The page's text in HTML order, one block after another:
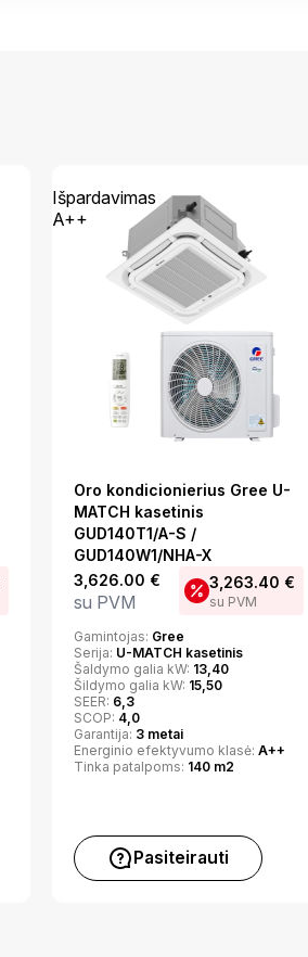
Išpardavimas
A++
Oro kondicionierius Gree U-
MATCH kasetinis
GUD140T1/A-S /
GUD140W1/NHA-X
3,626.00 €
su PVM
3,263.40 €
su PVM
Gamintojas: Gree
Serija: U-MATCH kasetinis
Šaldymo galia kW: 13,40
Šildymo galia kW: 15,50
SEER: 6,3
SCOP: 4,0
Garantija: 3 metai
Energinio efektyvumo klasė: A++
Tinka patalpoms: 140 m2
Pasiteirauti